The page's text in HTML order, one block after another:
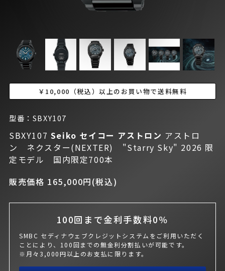
￥10,000（税込）以上のお買い物で送料無料
型番：SBXY107
SBXY107 Seiko セイコー アストロン アストロ
ン ネクスター(NEXTER) "Starry Sky" 2026 限
定モデル 国内限定700本
販売価格 165,000円(税込)
100回まで金利手数料0％
SMBC セディナウェブクレジットシステムをご利用いただく
ことにより、100回までの無金利分割払いが可能です。
※月々3,000円以上のお支払に限ります。